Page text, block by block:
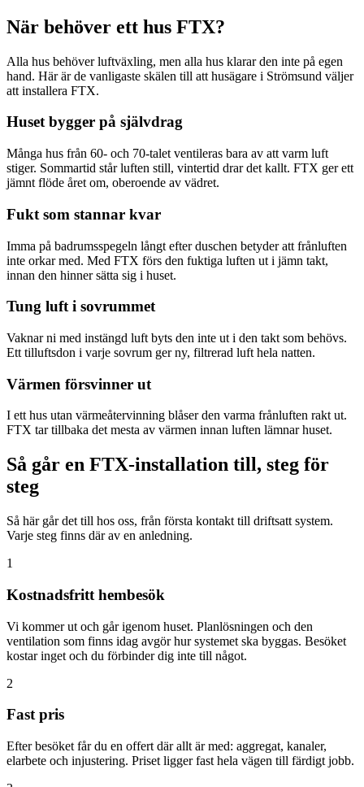
När behöver ett hus FTX?
Alla hus behöver luftväxling, men alla hus klarar den inte på egen
hand. Här är de vanligaste skälen till att husägare i Strömsund väljer
att installera FTX.
Huset bygger på självdrag
Många hus från 60- och 70-talet ventileras bara av att varm luft
stiger. Sommartid står luften still, vintertid drar det kallt. FTX ger ett
jämnt flöde året om, oberoende av vädret.
Fukt som stannar kvar
Imma på badrumsspegeln långt efter duschen betyder att frånluften
inte orkar med. Med FTX förs den fuktiga luften ut i jämn takt,
innan den hinner sätta sig i huset.
Tung luft i sovrummet
Vaknar ni med instängd luft byts den inte ut i den takt som behövs.
Ett tilluftsdon i varje sovrum ger ny, filtrerad luft hela natten.
Värmen försvinner ut
I ett hus utan värmeåtervinning blåser den varma frånluften rakt ut.
FTX tar tillbaka det mesta av värmen innan luften lämnar huset.
Så går en FTX-installation till, steg för
steg
Så här går det till hos oss, från första kontakt till driftsatt system.
Varje steg finns där av en anledning.
1
Kostnadsfritt hembesök
Vi kommer ut och går igenom huset. Planlösningen och den
ventilation som finns idag avgör hur systemet ska byggas. Besöket
kostar inget och du förbinder dig inte till något.
2
Fast pris
Efter besöket får du en offert där allt är med: aggregat, kanaler,
elarbete och injustering. Priset ligger fast hela vägen till färdigt jobb.